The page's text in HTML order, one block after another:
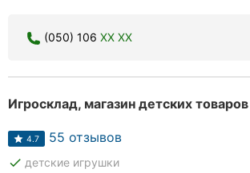
(050) 106 XX XX
Игросклад, магазин детских товаров
4.7 55 отзывов
done детские игрушки